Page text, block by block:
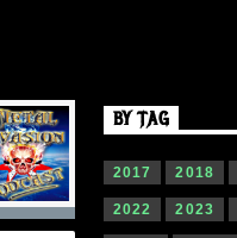
BY TAG
2017 2018
2022 2023